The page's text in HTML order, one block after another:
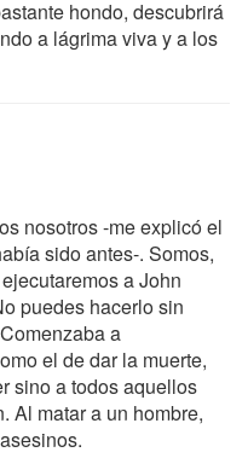
hondo, descubrirá
a lágrima viva y a los
nosotros -me explicó el
sido antes-. Somos,
a John
puedes hacerlo sin
a
el de dar la muerte,
sino a todos aquellos
Al matar a un hombre,